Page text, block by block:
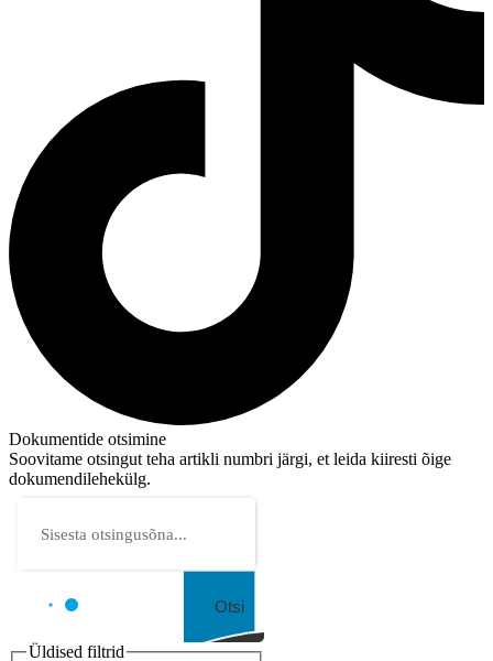
Dokumentide otsimine
Soovitame otsingut teha artikli numbri järgi, et leida kiiresti õige
dokumendilehekülg.
Otsi
Üldised filtrid